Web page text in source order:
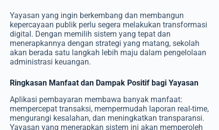
Yayasan yang ingin berkembang dan membangun
kepercayaan publik perlu segera melakukan transformasi
digital. Dengan memilih sistem yang tepat dan
menerapkannya dengan strategi yang matang, sekolah
akan berada satu langkah lebih maju dalam pengelolaan
administrasi keuangan.
Ringkasan Manfaat dan Dampak Positif bagi Yayasan
Aplikasi pembayaran membawa banyak manfaat:
mempercepat transaksi, mempermudah laporan real-time,
mengurangi kesalahan, dan meningkatkan transparansi.
Yayasan yang menerapkan sistem ini akan memperoleh